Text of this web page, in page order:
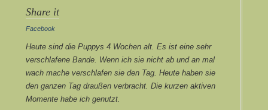
Share it
Facebook
Heute sind die Puppys 4 Wochen alt. Es ist eine sehr
verschlafene Bande. Wenn ich sie nicht ab und an mal
wach mache verschlafen sie den Tag. Heute haben sie
den ganzen Tag draußen verbracht. Die kurzen aktiven
Momente habe ich genutzt.